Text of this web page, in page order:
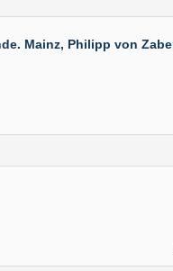
Mainz, Philipp von